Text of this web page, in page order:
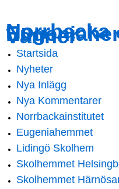
main
content
navigation
Norrbacka
Vänner
Main menu
Startsida
Nyheter
Nya Inlägg
Nya Kommentarer
Norrbackainstitutet
Eugeniahemmet
Lidingö Skolhem
Skolhemmet
Skolhemmet